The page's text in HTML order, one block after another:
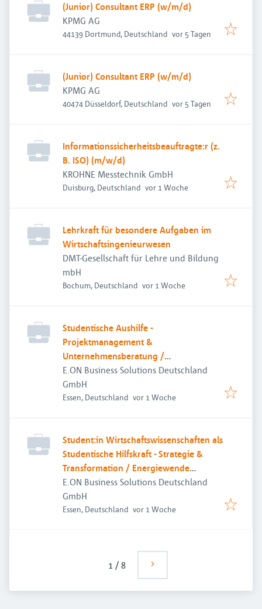
(Junior) Consultant ERP (w/m/d)
KPMG AG
44139 Dortmund, Deutschland Veröffentlicht
vor 5 Tagen
(Junior) Consultant ERP (w/m/d)
KPMG AG
40474 Düsseldorf, Deutschland Veröffentlicht
vor 5 Tagen
Informationssicherheitsbeauftragte:r (z.
B. ISO) (m/w/d)
KROHNE Messtechnik GmbH
Duisburg, Deutschland Veröffentlicht
vor 1 Woche
Lehrkraft für besondere Aufgaben im
Wirtschaftsingenieurwesen
DMT-Gesellschaft für Lehre und Bildung
mbH
Bochum, Deutschland Veröffentlicht
vor 1 Woche
Studentische Aushilfe -
Projektmanagement &
Unternehmensberatung /
Energiemanagementsysteme (w/m/d)
E.ON Business Solutions Deutschland
GmbH
Essen, Deutschland Veröffentlicht
vor 1 Woche
Student:in Wirtschaftswissenschaften als
Studentische Hilfskraft - Strategie &
Transformation / Energiewende
(w/m/d)
E.ON Business Solutions Deutschland
GmbH
Essen, Deutschland Veröffentlicht
vor 1 Woche
1 / 8